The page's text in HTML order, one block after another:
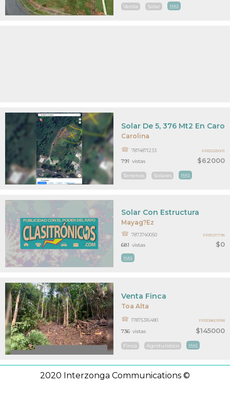
Venta Solar MAS
Carolina
$62000
Solar De 5, 376 Mt2 En
7874871233
Terrenos Solares MAS
791 vistas
PR32225001
Mayag?ez
$0
Solar Con Estructura
7873740050
MAS
681 vistas
PR31211795
Toa Alta
$145000
Venta Finca
17875316480
Finca Agroturistico MAS
736 vistas
PR30860998
2020 Interzonga Communications ©